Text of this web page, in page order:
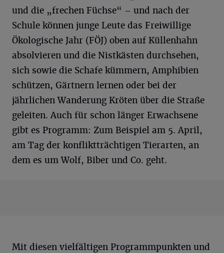
und die „frechen Füchse“ – und nach der
Schule können junge Leute das Freiwillige
Ökologische Jahr (FÖJ) oben auf Küllenhahn
absolvieren und die Nistkästen durchsehen,
sich sowie die Schafe kümmern, Amphibien
schützen, Gärtnern lernen oder bei der
jährlichen Wanderung Kröten über die Straße
geleiten. Auch für schon länger Erwachsene
gibt es Programm: Zum Beispiel am 5. April,
am Tag der konfliktträchtigen Tierarten, an
dem es um Wolf, Biber und Co. geht.
Mit diesen vielfältigen Programmpunkten und